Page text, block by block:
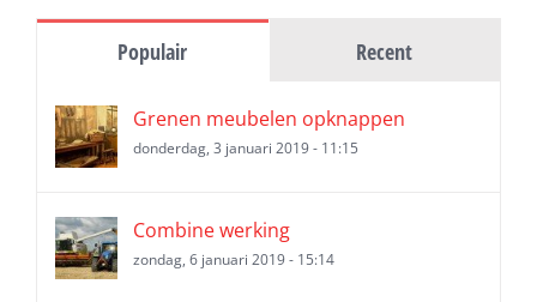
Populair Recent
Grenen meubelen opknappen
donderdag, 3 januari 2019 - 11:15
Combine werking
zondag, 6 januari 2019 - 15:14